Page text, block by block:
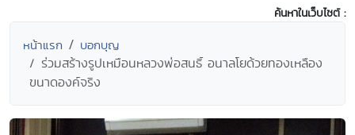
ค้นหาในเว็บไซต์ :
หน้าแรก บอกบุญ
ร่วมสร้างรูปเหมือนหลวงพ่อสนธิ์ อนาลโยด้วยทองเหลือง
ขนาดองค์จริง